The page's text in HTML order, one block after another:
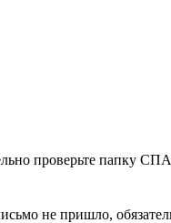
проверьте папку
не пришло,